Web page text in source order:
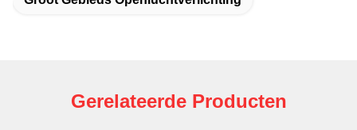
Gerelateerde Producten